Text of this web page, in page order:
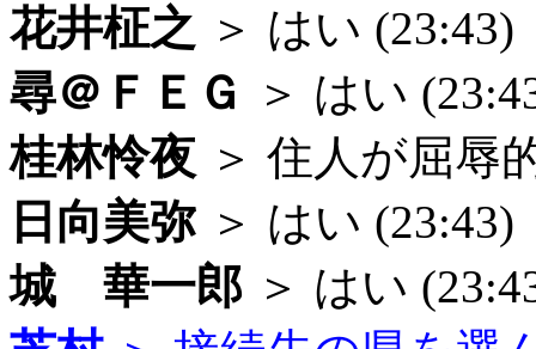
花井柾之 ＞ はい (23:43)
尋＠ＦＥＧ
＞ はい
桂林怜夜 ＞ 住人が屈辱
日向美弥 ＞ はい (23:43)
城 華一郎 ＞ はい